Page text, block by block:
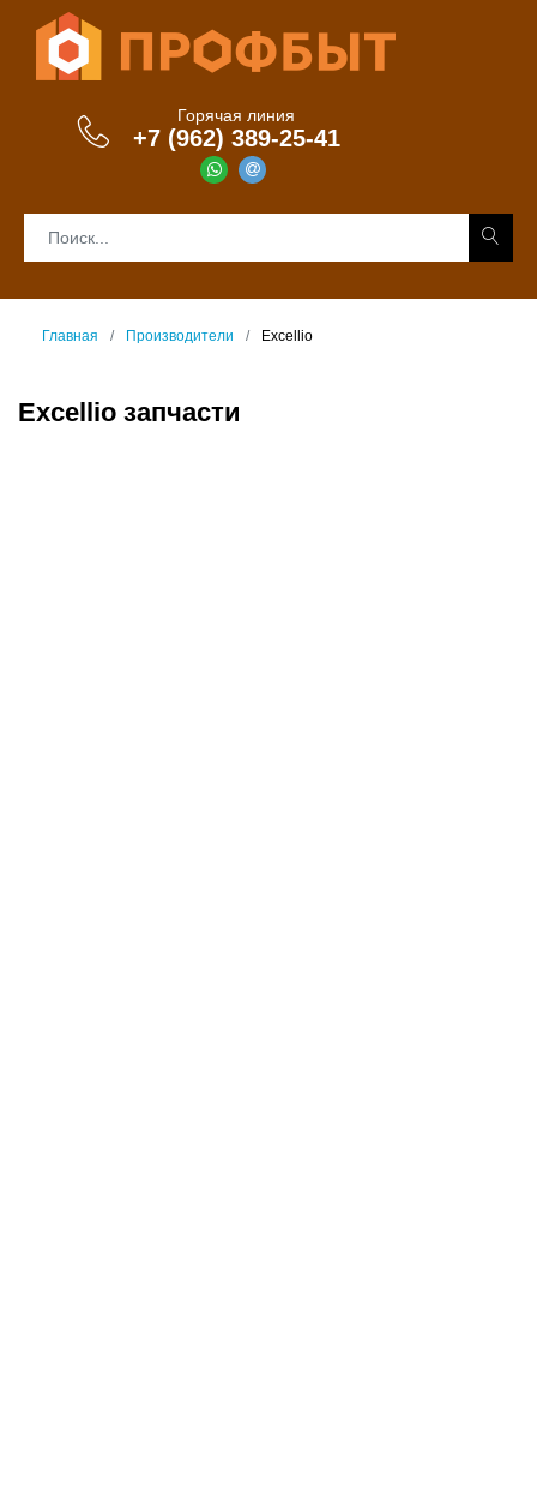
Горячая линия
+7 (962) 389-25-41
Главная Производители Excellio
Excellio запчасти